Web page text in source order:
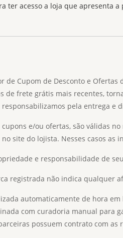
ter acesso a loja que apresenta
de Cupom de Desconto e
de frete grátis mais recentes,
pela entrega e
e/ou ofertas, são válidas
site do lojista. Nesses casos
e responsabilidade de
registrada não indica qualquer
automaticamente de hora
com curadoria manual para
possuem contrato com